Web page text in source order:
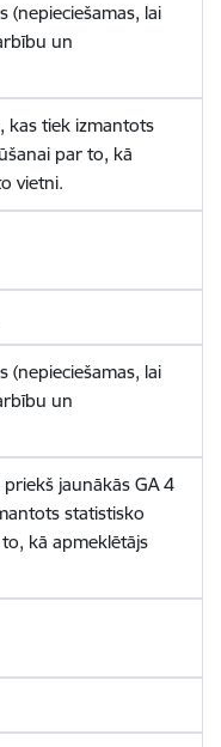
(nepieciešamas, lai
un
kas tiek izmantots
par to, kā
vietni.
(nepieciešamas, lai
un
jaunākās GA 4
statistisko
kā apmeklētājs